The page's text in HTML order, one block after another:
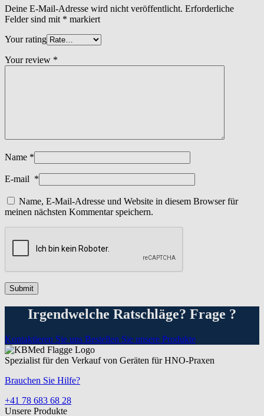
Deine E-Mail-Adresse wird nicht veröffentlicht. Erforderliche
Felder sind mit * markiert
Your rating
Your review *
Name *
E-mail *
Name, E-Mail-Adresse und Website in diesem Browser für
meinen nächsten Kommentar speichern.
Irgendwelche Ratschläge? Frage ?
Kontaktieren Sie uns Bestellen Sie unsere Produkte
Spezialist für den Verkauf von Geräten für HNO-Praxen
Brauchen Sie Hilfe?
+41 78 683 68 28
Unsere Produkte